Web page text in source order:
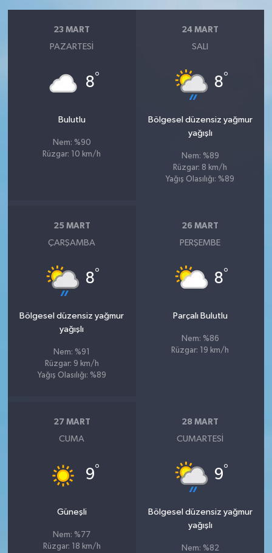
23 MART
PAZARTESI
8°
Bulutlu
Nem: %90
Rüzgar: 10 km/h
24 MART
SALI
8°
Bölgesel düzensiz yağmur
yağışlı
Nem: %89
Rüzgar: 8 km/h
Yağış Olasılığı: %89
25 MART
ÇARŞAMBA
8°
Bölgesel düzensiz yağmur
yağışlı
Nem: %91
Rüzgar: 9 km/h
Yağış Olasılığı: %89
26 MART
PERŞEMBE
8°
Parçalı Bulutlu
Nem: %86
Rüzgar: 19 km/h
27 MART
CUMA
9°
Güneşli
Nem: %77
Rüzgar: 18 km/h
28 MART
CUMARTESI
9°
Bölgesel düzensiz yağmur
yağışlı
Nem: %82